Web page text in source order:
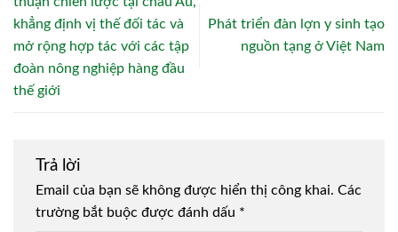
khẳng định vị thế đối tác và
mở rộng hợp tác với các tập
đoàn nông nghiệp hàng đầu
thế giới
Phát triển đàn lợn y sinh tạo
nguồn tạng ở Việt Nam
Trả lời
Email của bạn sẽ không được hiển thị công khai. Các
trường bắt buộc được đánh dấu *